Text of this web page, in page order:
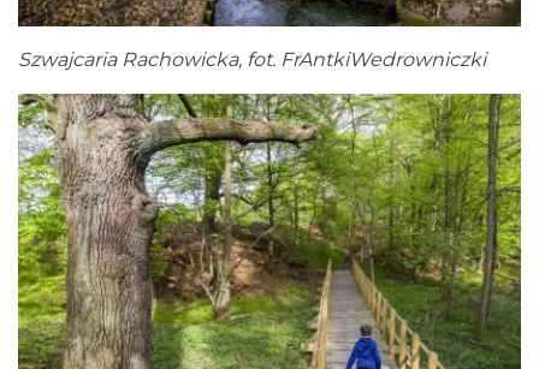
Szwajcaria Rachowicka, fot. FrAntkiWedrowniczki